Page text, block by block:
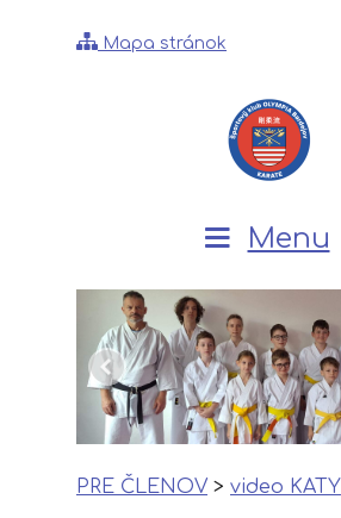
Mapa stránok
Menu
PRE ČLENOV > video KATY